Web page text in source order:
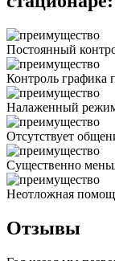
Постоянный
Контроль графика
Налаженный
Отсутствует
Существенно
Неотложная
Отзывы